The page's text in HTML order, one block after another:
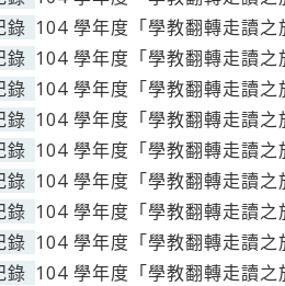
錄 104 學年度「學教翻轉走讀
錄 104 學年度「學教翻轉走讀
錄 104 學年度「學教翻轉走讀
錄 104 學年度「學教翻轉走讀
錄 104 學年度「學教翻轉走讀
錄 104 學年度「學教翻轉走讀
錄 104 學年度「學教翻轉走讀
錄 104 學年度「學教翻轉走讀
錄 104 學年度「學教翻轉走讀